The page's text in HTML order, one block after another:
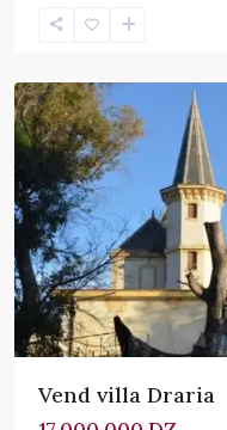
Vend villa Draria